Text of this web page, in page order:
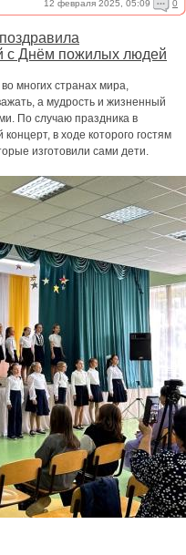
12 февраля 2025, 05:09 0
с Днём пожилых людей
многих странах мира,
а мудрость и жизненный
По случаю праздника в
в ходе которого гостям
изготовили сами дети.